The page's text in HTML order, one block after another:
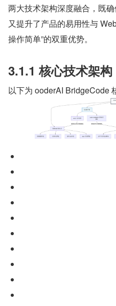
两大技术架构深度融合，既
又提升了产品的易用性与
操作简单”的双重优势。
3.1.1 核心技术架构
以下为 ooderAI BridgeCode